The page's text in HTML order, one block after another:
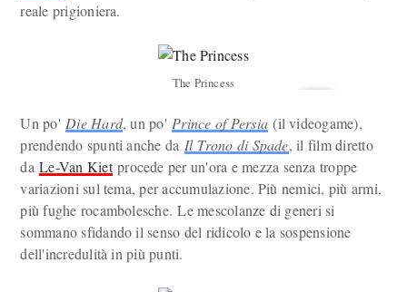
reale prigioniera.
The Princess
Un po' Die Hard, un po' Prince of Persia (il videogame),
prendendo spunti anche da Il Trono di Spade, il film diretto
daLe-Van Kietprocede per un'ora e mezza senza troppe
variazioni sul tema, per accumulazione. Più nemici, più armi,
più fughe rocambolesche. Le mescolanze di generi si
sommano sfidando il senso del ridicolo e la sospensione
dell'incredulità in più punti.